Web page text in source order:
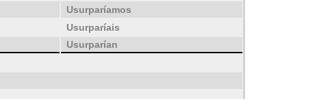
Usurparíamos
Usurparíais
Usurparían